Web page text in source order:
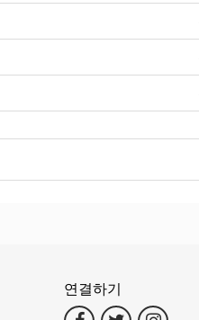
연결하기